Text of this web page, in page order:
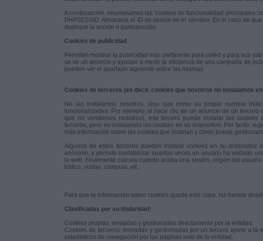
A continuación, enumeramos las 'cookies de funcionalidad' principales
PHPSESSID: Almacena el ID de sesión en el servidor. En el caso de
duplique la acción o participación.
Cookies de publicidad
Permiten mostrar la publicidad más pertinente para usted y para sus
se ve un anuncio y ayudan a medir la eficiencia de una campaña de
pueden ver el apartado siguiente sobre las mismas.
Cookies de terceros (es decir, cookies que nosotros no instalamos
No las instalamos nosotros, sino que como su propio nombre
funcionalidades. Por ejemplo, si hace clic en un anuncio de un
que no vendemos nosotros), ese tercero puede instalar las
terceros, pero no instalamos las cookies en su dispositivo. Por tanto,
más información sobre las cookies que instalan y cómo puede
Algunos de estos terceros pueden instalar cookies en su ordenador
anónimo, y permite contabilizar cuantas veces un usuario ha visitado
la web. Finalmente calcula cuando acaba una sesión, origen del
tráfico, visitas, compras, etc.
Para que la información sobre cookies quede más clara, las hemos
Clasificadas por su titularidad:
Cookies propias: enviadas y gestionadas directamente por la entidad.
Cookies de terceros: enviadas y gestionadas por un tercero ajeno a
estadísticos de navegación por las páginas web de la entidad.